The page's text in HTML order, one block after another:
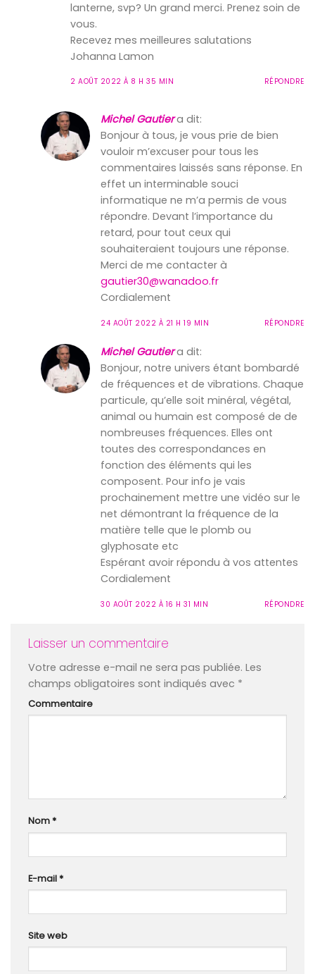
lanterne, svp? Un grand merci. Prenez soin de
vous.
Recevez mes meilleures salutations
Johanna Lamon
2 AOÛT 2022 À 8 H 35 MIN RÉPONDRE
Michel Gautier a dit:
Bonjour à tous, je vous prie de bien
vouloir m’excuser pour tous les
commentaires laissés sans réponse. En
effet un interminable souci
informatique ne m’a permis de vous
répondre. Devant l’importance du
retard, pour tout ceux qui
souhaiteraient toujours une réponse.
Merci de me contacter à
gautier30@wanadoo.fr
Cordialement
24 AOÛT 2022 À 21 H 19 MIN RÉPONDRE
Michel Gautier a dit:
Bonjour, notre univers étant bombardé
de fréquences et de vibrations. Chaque
particule, qu’elle soit minéral, végétal,
animal ou humain est composé de de
nombreuses fréquences. Elles ont
toutes des correspondances en
fonction des éléments qui les
composent. Pour info je vais
prochainement mettre une vidéo sur le
net démontrant la fréquence de la
matière telle que le plomb ou
glyphosate etc
Espérant avoir répondu à vos attentes
Cordialement
30 AOÛT 2022 À 16 H 31 MIN RÉPONDRE
Laisser un commentaire
Votre adresse e-mail ne sera pas publiée. Les
champs obligatoires sont indiqués avec *
Commentaire
Nom*
E-mail*
Site web